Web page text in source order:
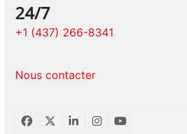
24/7
+1 (437) 266-8341
Nous contacter
Facebook
TwitterLinkedInInstagram
YouTube